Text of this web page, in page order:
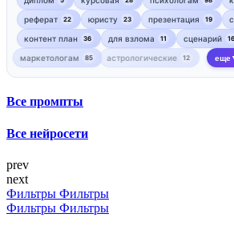
реферат 22 юристу 23 презентация 19
контент план 36 для взлома 11 сценарий 16
маркетологам 85 астрологические еще
Все промпты
Все нейросети
prev
next
Фильтры Фильтры
Фильтры Фильтры